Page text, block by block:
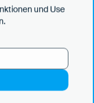
und Use